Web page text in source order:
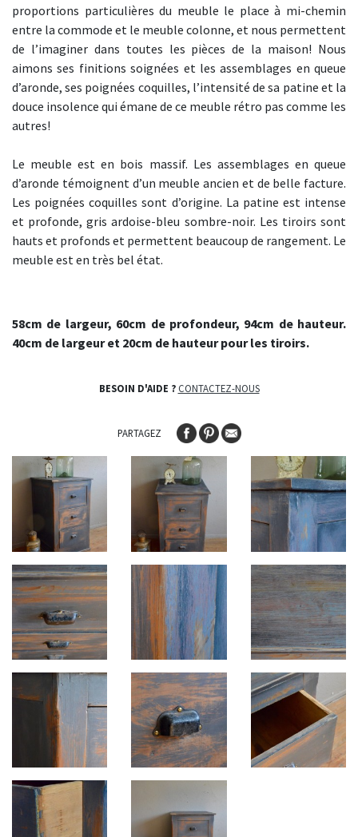
proportions particulières du meuble le place à mi-chemin
entre la commode et le meuble colonne, et nous permettent
de l’imaginer dans toutes les pièces de la maison! Nous
aimons ses finitions soignées et les assemblages en queue
d’aronde, ses poignées coquilles, l’intensité de sa patine et la
douce insolence qui émane de ce meuble rétro pas comme les
autres!
Le meuble est en bois massif. Les assemblages en queue
d’aronde témoignent d’un meuble ancien et de belle facture.
Les poignées coquilles sont d’origine. La patine est intense
et profonde, gris ardoise-bleu sombre-noir. Les tiroirs sont
hauts et profonds et permettent beaucoup de rangement. Le
meuble est en très bel état.
58cm de largeur, 60cm de profondeur, 94cm de hauteur.
40cm de largeur et 20cm de hauteur pour les tiroirs.
BESOIN D'AIDE ? CONTACTEZ-NOUS
PARTAGEZ